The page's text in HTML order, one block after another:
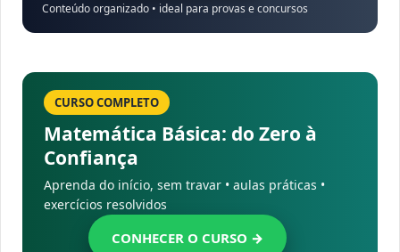
Conteúdo organizado • ideal para provas e concursos
CURSO COMPLETO
Matemática Básica: do Zero à
Confiança
Aprenda do início, sem travar • aulas práticas •
exercícios resolvidos
CONHECER O CURSO →